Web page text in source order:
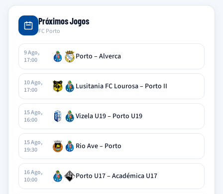
Próximos Jogos
FC Porto
9 Ago,
17:00
Porto – Alverca
10 Ago,
17:00
Lusitania FC Lourosa – Porto II
15 Ago,
16:00
Vizela U19 – Porto U19
15 Ago,
19:30
Rio Ave – Porto
16 Ago,
10:00
Porto U17 – Académica U17